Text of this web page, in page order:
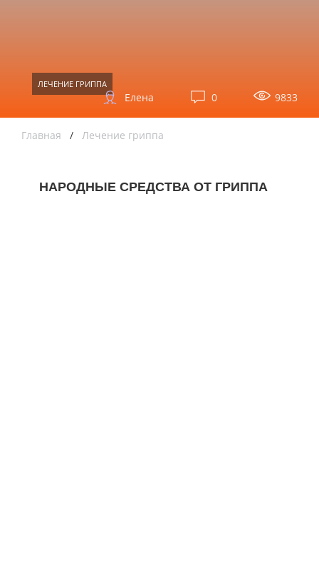
ЛЕЧЕНИЕ ГРИППА
9833
0
Елена
Главная / Лечение гриппа
НАРОДНЫЕ СРЕДСТВА ОТ ГРИППА